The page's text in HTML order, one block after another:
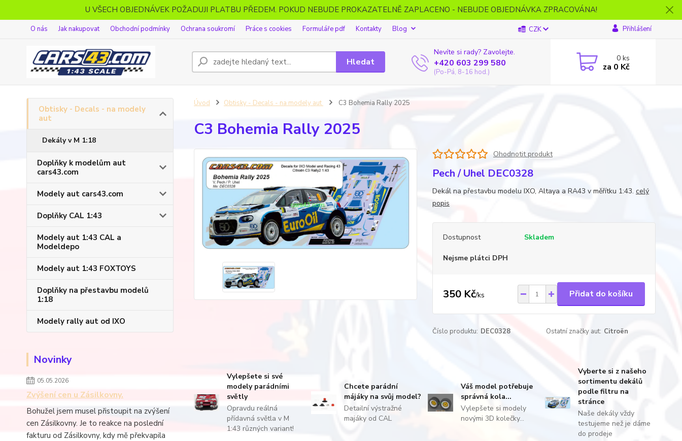
U VŠECH OBJEDNÁVEK POŽADUJI PLATBU PŘEDEM. POKUD NEBUDE PROKAZATELNĚ ZAPLACENO - NEBUDE OBJEDNÁVKA ZPRACOVÁNA!
O nás Jak nakupovat Obchodní podmínky Ochrana soukromí Práce s cookies Formuláře pdf Kontakty Blog CZK Přihlášení
Hledat
Nevíte si rady? Zavolejte.
+420 603 299 580
(Po-Pá, 8-16 hod.)
0ks
za 0 Kč
Obtisky - Decals - na modely
aut
Dekály v M 1:18
Doplňky k modelům aut
cars43.com
Modely aut cars43.com
Doplňky CAL 1:43
Modely aut 1:43 CAL a
Modeldepo
Modely aut 1:43 FOXTOYS
Doplňky na přestavbu modelů
1:18
Modely rally aut od IXO
Novinky
05.05.2026
Zvýšení cen u Zásilkovny.
Bohužel jsem musel přistoupit na zvýšení
cen Zásilkovny. Je to reakce na poslední
fakturu od Zásilkovny, kdy mě překvapila
Úvod Obtisky - Decals - na modely aut C3 Bohemia Rally 2025
C3 Bohemia Rally 2025
Ohodnotit produkt
Pech / Uhel DEC0328
Dekál na přestavbu modelu IXO, Altaya a RA43 v měřítku 1:43. celý
popis
Dostupnost Skladem
Nejsme plátci DPH
350 Kč/ks Přidat do košíku
Číslo produktu: DEC0328 Ostatní značky aut: Citroën
Vylepšete si své
modely parádními
světly
Opravdu reálná
přídavná světla v M
1:43 různých variant!
Chcete parádní
májáky na svůj model?
Detailní výstražné
majáky od CAL
Váš model potřebuje
správná kola...
Vylepšete si modely
novými 3D kolečky...
Vyberte si z našeho
sortimentu dekálů
podle filtru na
stránce
Naše dekály vždy
testujeme než je dáme
do prodeje